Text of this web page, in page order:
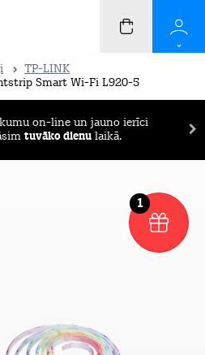
TP-LINK
Smart Wi-Fi L920-5
on-line un jauno ierīci
tuvāko dienu laikā.
1